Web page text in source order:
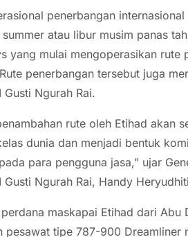
penerbangan
atau libur musim panas
yang mulai mengoperasikan rute
penerbangan tersebut juga
Gusti Ngurah Rai.
rute oleh Etihad akan
dunia dan menjadi bentuk
para pengguna jasa,” ujar
Gusti Ngurah Rai, Handy
maskapai Etihad dari
pesawat tipe 787-900